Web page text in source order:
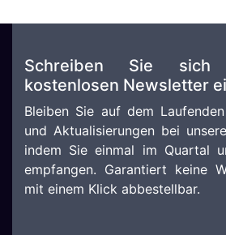
Schreiben Sie
kostenlosen Newsletter
Bleiben Sie auf dem
und Aktualisierungen bei
indem Sie einmal im Quartal
empfangen. Garantiert keine
mit einem Klick abbestellbar.